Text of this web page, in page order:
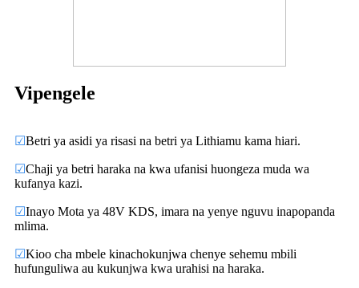
Vipengele
☑Betri ya asidi ya risasi na betri ya Lithiamu kama hiari.
☑Chaji ya betri haraka na kwa ufanisi huongeza muda wa
kufanya kazi.
☑Inayo Mota ya 48V KDS, imara na yenye nguvu inapopanda
mlima.
☑Kioo cha mbele kinachokunjwa chenye sehemu mbili
hufunguliwa au kukunjwa kwa urahisi na haraka.